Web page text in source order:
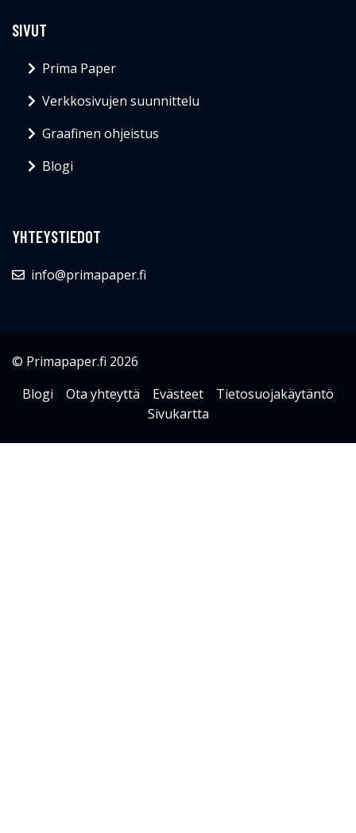
SIVUT
Prima Paper
Verkkosivujen suunnittelu
Graafinen ohjeistus
Blogi
YHTEYSTIEDOT
info@primapaper.fi
© Primapaper.fi 2026
Blogi
Ota yhteyttä Evästeet
Tietosuojakäytäntö
Sivukartta